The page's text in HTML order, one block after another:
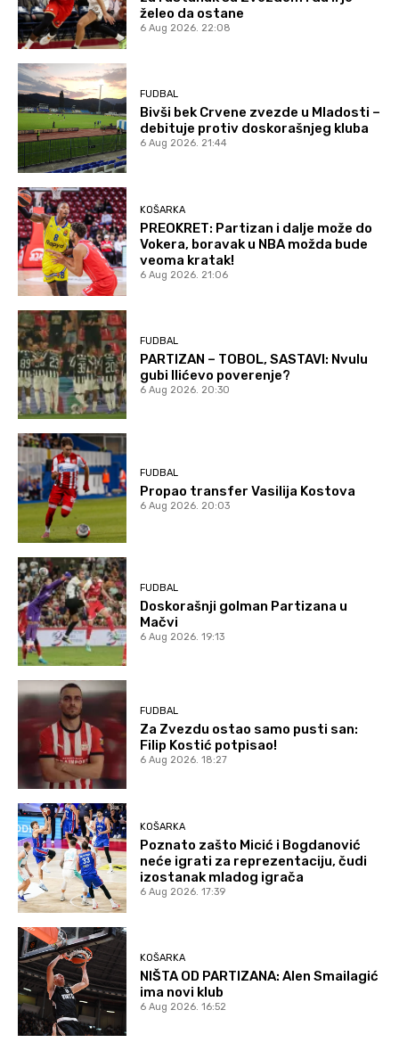
želeo da ostane
6 Aug 2026. 22:08
FUDBAL
Bivši bek Crvene zvezde u Mladosti –
debituje protiv doskorašnjeg kluba
6 Aug 2026. 21:44
KOŠARKA
PREOKRET: Partizan i dalje može do
Vokera, boravak u NBA možda bude
veoma kratak!
6 Aug 2026. 21:06
FUDBAL
PARTIZAN – TOBOL, SASTAVI: Nvulu
gubi Ilićevo poverenje?
6 Aug 2026. 20:30
FUDBAL
Propao transfer Vasilija Kostova
6 Aug 2026. 20:03
FUDBAL
Doskorašnji golman Partizana u
Mačvi
6 Aug 2026. 19:13
FUDBAL
Za Zvezdu ostao samo pusti san:
Filip Kostić potpisao!
6 Aug 2026. 18:27
KOŠARKA
Poznato zašto Micić i Bogdanović
neće igrati za reprezentaciju, čudi
izostanak mladog igrača
6 Aug 2026. 17:39
KOŠARKA
NIŠTA OD PARTIZANA: Alen Smailagić
ima novi klub
6 Aug 2026. 16:52